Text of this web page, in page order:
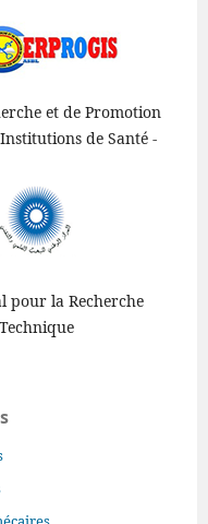
et de Promotion
de Santé -
pour la Recherche